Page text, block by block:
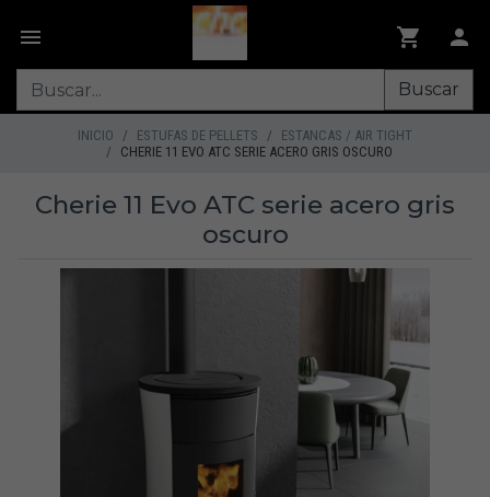
Buscar
INICIO ESTUFAS DE PELLETS
ESTANCAS / AIR TIGHT
CHERIE 11 EVO ATC SERIE ACERO GRIS OSCURO
Cherie 11 Evo ATC serie acero gris
oscuro